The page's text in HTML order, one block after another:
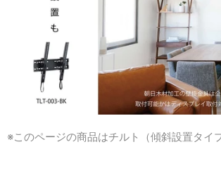
※このページの商品はチルト（傾斜設置タイ